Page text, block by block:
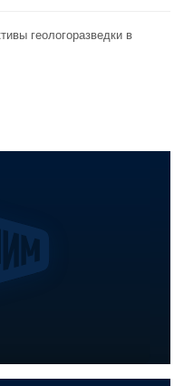
геологоразведки в